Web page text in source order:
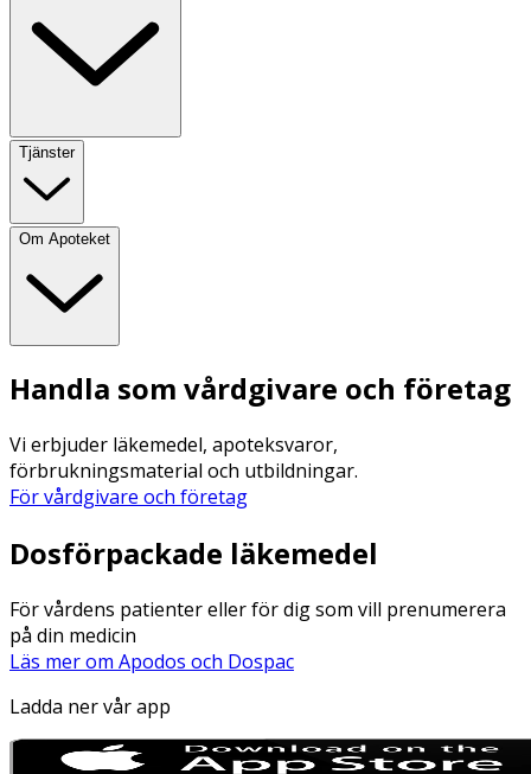
Tjänster
Om Apoteket
Handla som vårdgivare och företag
Vi erbjuder läkemedel, apoteksvaror,
förbrukningsmaterial och utbildningar.
För vårdgivare och företag
Dosförpackade läkemedel
För vårdens patienter eller för dig som vill prenumerera
på din medicin
Läs mer om Apodos och Dospac
Ladda ner vår app